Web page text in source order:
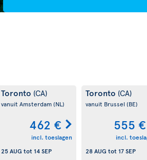
Toronto (CA)
vanuit Amsterdam(NL)
462 €
incl. toeslagen
25 AUG tot 14 SEP
Toronto (CA)
vanuit Brussel (BE)
555 €
incl.
28 AUG tot 17 SEP